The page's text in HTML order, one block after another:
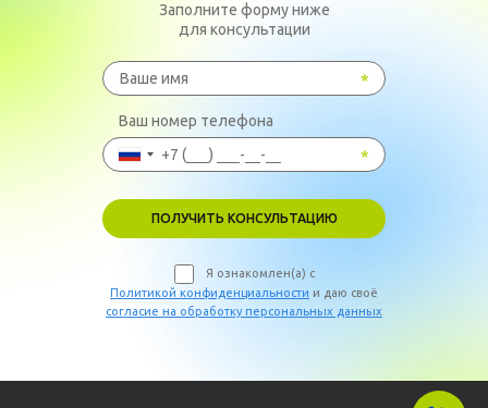
Заполните форму ниже
для консультации
Ваш номер телефона
ПОЛУЧИТЬ КОНСУЛЬТАЦИЮ
Я ознакомлен(а) с
Политикой конфиденциальности и даю своё
согласие на обработку персональных данных